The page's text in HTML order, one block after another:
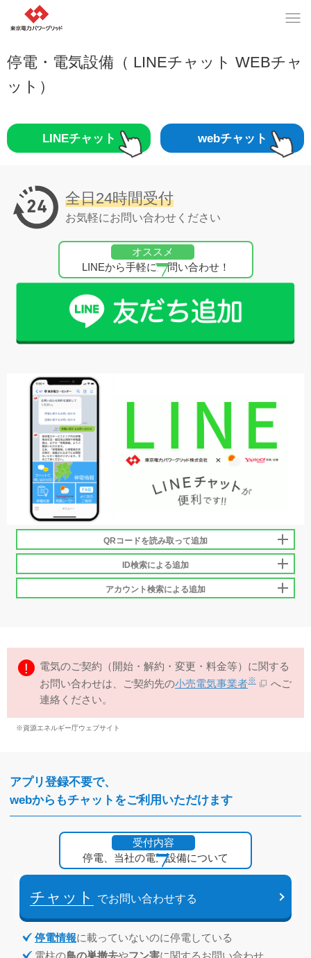
停電・電気設備（ LINEチャット WEBチャ
ット）
LINEチャット webチャット
全日24時間受付
お気軽にお問い合わせください
オススメ
LINEから手軽にお問い合わせ！
QRコードを読み取って追加
ID検索による追加
アカウント検索による追加
電気のご契約（開始・解約・変更・料金等）に関する
お問い合わせは、ご契約先の小売電気事業者※
へご
連絡ください。
※資源エネルギー庁ウェブサイト
アプリ登録不要で、
webからもチャットをご利用いただけます
受付内容
停電、当社の電気設備について
チャット でお問い合わせする
停電情報に載っていないのに停電している
電柱の鳥の巣撤去やフン害に関するお問い合わせ